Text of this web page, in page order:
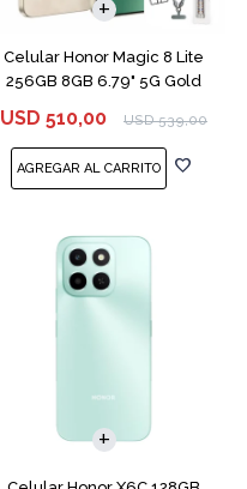
Celular Honor Magic 8 Lite
256GB 8GB 6.79" 5G Gold
USD 510,00 USD 539,00
COMPARAR